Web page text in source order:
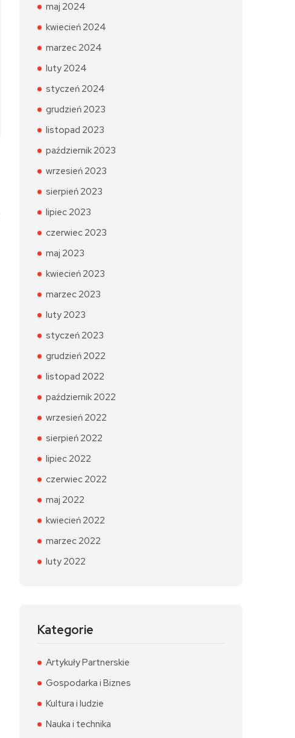
maj 2024
kwiecień 2024
marzec 2024
luty 2024
styczeń 2024
grudzień 2023
listopad 2023
październik 2023
wrzesień 2023
sierpień 2023
lipiec 2023
czerwiec 2023
maj 2023
kwiecień 2023
marzec 2023
luty 2023
styczeń 2023
grudzień 2022
listopad 2022
październik 2022
wrzesień 2022
sierpień 2022
lipiec 2022
czerwiec 2022
maj 2022
kwiecień 2022
marzec 2022
luty 2022
Kategorie
Artykuły Partnerskie
Gospodarka i Biznes
Kultura i ludzie
Nauka i technika